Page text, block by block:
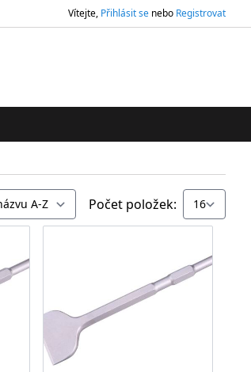
Vítejte, Přihlásit se nebo Registrovat
Počet položek: